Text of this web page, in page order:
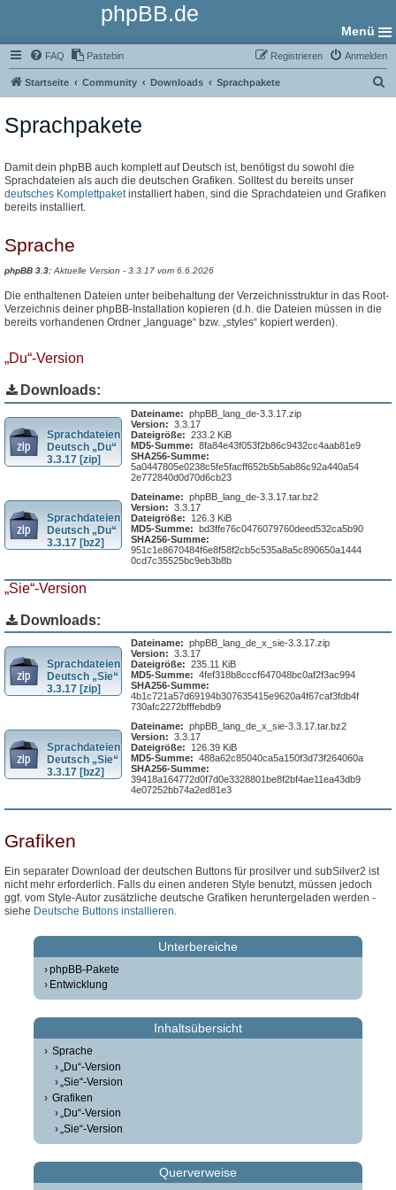
phpBB.de
Menü
FAQ Pastebin Anmelden
Registrieren
Startseite Community Downloads Sprachpakete
Sprachpakete
Damit dein phpBB auch komplett auf Deutsch ist, benötigst du sowohl die
Sprachdateien als auch die deutschen Grafiken. Solltest du bereits unser
deutsches Komplettpaketinstalliert haben, sind die Sprachdateien und Grafiken
bereits installiert.
Sprache
phpBB 3.3:Aktuelle Version - 3.3.17 vom 6.6.2026
Die enthaltenen Dateien unter beibehaltung der Verzeichnisstruktur in das Root-
Verzeichnis deiner phpBB-Installation kopieren (d.h. die Dateien müssen in die
bereits vorhandenen Ordner „language“ bzw. „styles“ kopiert werden).
„Du“-Version
Downloads:
Sprachdateien
Deutsch „Du“
3.3.17 [zip]
Dateiname: phpBB_lang_de-3.3.17.zip
Version: 3.3.17
Dateigröße: 233.2 KiB
MD5-Summe: 8fa84e43f053f2b86c9432cc4aab81e9
SHA256-Summe:
5a0447805e0238c5fe5facff652b5b5ab86c92a440a54
2e772840d0d70d6cb23
Sprachdateien
Deutsch „Du“
3.3.17 [bz2]
Dateiname: phpBB_lang_de-3.3.17.tar.bz2
Version: 3.3.17
Dateigröße:
126.3 KiB
MD5-Summe: bd3ffe76c0476079760deed532ca5b90
SHA256-Summe:
951c1e8670484f6e8f58f2cb5c535a8a5c890650a1444
0cd7c35525bc9eb3b8b
„Sie“-Version
Downloads:
Sprachdateien
Deutsch „Sie“
3.3.17 [zip]
Dateiname: phpBB_lang_de_x_sie-3.3.17.zip
Version: 3.3.17
Dateigröße: 235.11 KiB
MD5-Summe: 4fef318b8cccf647048bc0af2f3ac994
SHA256-Summe:
4b1c721a57d69194b307635415e9620a4f67caf3fdb4f
730afc2272bfffebdb9
Sprachdateien
Deutsch „Sie“
3.3.17 [bz2]
Dateiname: phpBB_lang_de_x_sie-3.3.17.tar.bz2
Version: 3.3.17
Dateigröße:
126.39 KiB
MD5-Summe: 488a62c85040ca5a150f3d73f264060a
SHA256-Summe:
39418a164772d0f7d0e3328801be8f2bf4ae11ea43db9
4e07252bb74a2ed81e3
Grafiken
Ein separater Download der deutschen Buttons für prosilver und subSilver2 ist
nicht mehr erforderlich. Falls du einen anderen Style benutzt, müssen jedoch
ggf. vom Style-Autor zusätzliche deutsche Grafiken heruntergeladen werden -
siehe Deutsche Buttons installieren.
Unterbereiche
phpBB-Pakete
Entwicklung
Inhaltsübersicht
Sprache
„Du“-Version
„Sie“-Version
Grafiken
„Du“-Version
„Sie“-Version
Querverweise